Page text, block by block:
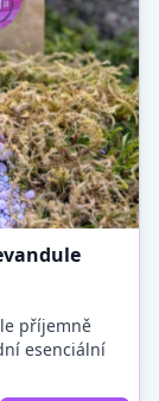
příjemně
esenciální